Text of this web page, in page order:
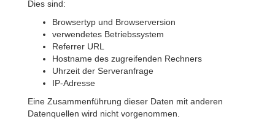
Dies sind:
Browsertyp und Browserversion
verwendetes Betriebssystem
Referrer URL
Hostname des zugreifenden Rechners
Uhrzeit der Serveranfrage
IP-Adresse
Eine Zusammenführung dieser Daten mit anderen
Datenquellen wird nicht vorgenommen.